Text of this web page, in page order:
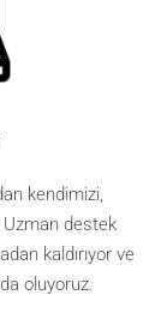
kendimizi,
Uzman destek
kaldırıyor ve
oluyoruz.